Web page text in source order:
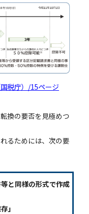
税庁）/15ページ
換の要否を見極めつ
るためには、次の要
と同様の形式で作成
」